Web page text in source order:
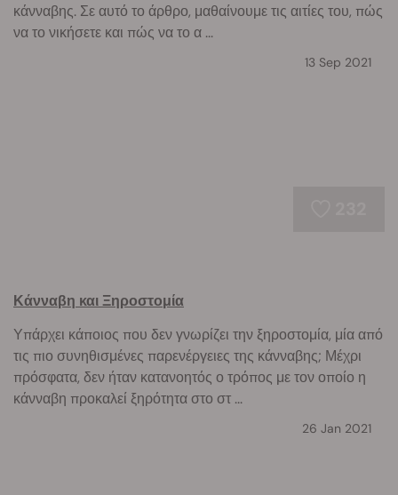
κάνναβης. Σε αυτό το άρθρο, μαθαίνουμε τις αιτίες του, πώς
να το νικήσετε και πώς να το α ...
13 Sep 2021
Κάνναβη και Ξηροστομία
Υπάρχει κάποιος που δεν γνωρίζει την ξηροστομία, μία από
τις πιο συνηθισμένες παρενέργειες της κάνναβης; Μέχρι
πρόσφατα, δεν ήταν κατανοητός ο τρόπος με τον οποίο η
κάνναβη προκαλεί ξηρότητα στο στ ...
26 Jan 2021